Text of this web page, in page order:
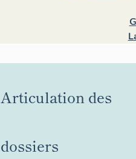
Articulation des
dossiers